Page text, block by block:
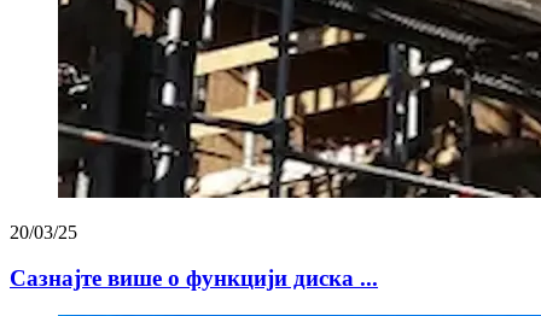
20/03/25
Сазнајте више о функцији диска ...